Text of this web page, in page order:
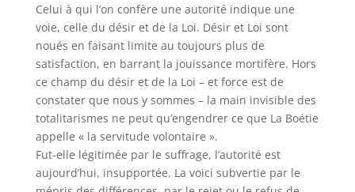
Celui à qui l’on confère une autorité indique une
voie, celle du désir et de la Loi. Désir et Loi sont
noués en faisant limite au toujours plus de
satisfaction, en barrant la jouissance mortifère. Hors
ce champ du désir et de la Loi – et force est de
constater que nous y sommes – la main invisible des
totalitarismes ne peut qu’engendrer ce que La Boétie
appelle « la servitude volontaire ».
Fut-elle légitimée par le suffrage, l’autorité est
aujourd’hui, insupportée. La voici subvertie par le